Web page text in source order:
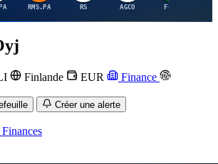
RMS.PA RS AGCO FCFS
Finlande EUR
Finance
Créer une alerte
Finances